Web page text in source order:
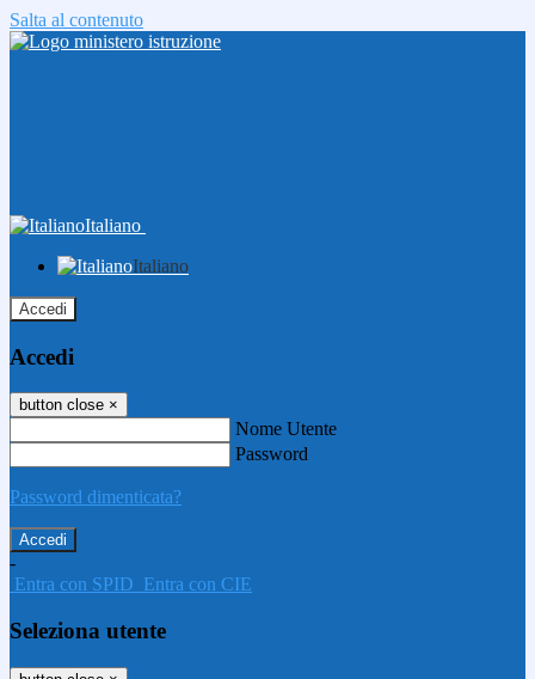
Salta al contenuto
Italiano
Italiano
Accedi
Accedi
button close ×
Nome Utente
Password
Password dimenticata?
-
Entra con SPID Entra con CIE
Seleziona utente